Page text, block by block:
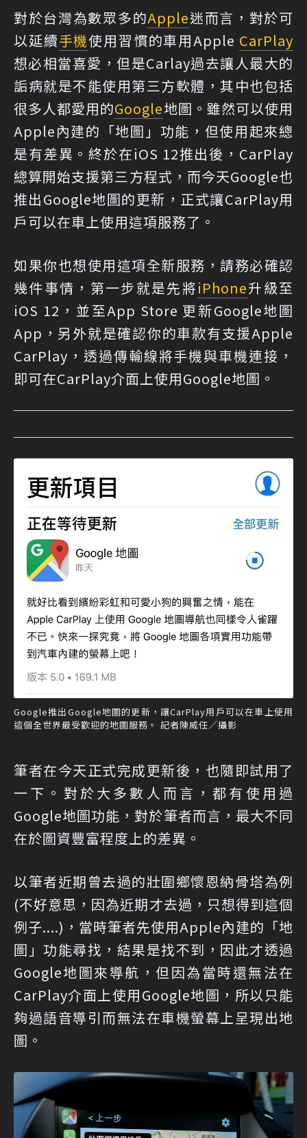
對於台灣為數眾多的Apple迷而言，對於可
以延續手機使用習慣的車用Apple CarPlay
想必相當喜愛，但是Carlay過去讓人最大的
詬病就是不能使用第三方軟體，其中也包括
很多人都愛用的Google地圖。雖然可以使用
Apple內建的「地圖」功能，但使用起來總
是有差異。終於在iOS 12推出後，CarPlay
總算開始支援第三方程式，而今天Google也
推出Google地圖的更新，正式讓CarPlay用
戶可以在車上使用這項服務了。
如果你也想使用這項全新服務，請務必確認
幾件事情，第一步就是先將iPhone升級至
iOS 12，並至App Store 更新Google地圖
App，另外就是確認你的車款有支援Apple
CarPlay，透過傳輸線將手機與車機連接，
即可在CarPlay介面上使用Google地圖。
Google推出Google地圖的更新，讓CarPlay用戶可以在車上使用
這個全世界最受歡迎的地圖服務。 記者陳威任／攝影
筆者在今天正式完成更新後，也隨即試用了
一下。對於大多數人而言，都有使用過
Google地圖功能，對於筆者而言，最大不同
在於圖資豐富程度上的差異。
以筆者近期曾去過的壯圍鄉懷恩納骨塔為例
(不好意思，因為近期才去過，只想得到這個
例子....)，當時筆者先使用Apple內建的「地
圖」功能尋找，結果是找不到，因此才透過
Google地圖來導航，但因為當時還無法在
CarPlay介面上使用Google地圖，所以只能
夠過語音導引而無法在車機螢幕上呈現出地
圖。